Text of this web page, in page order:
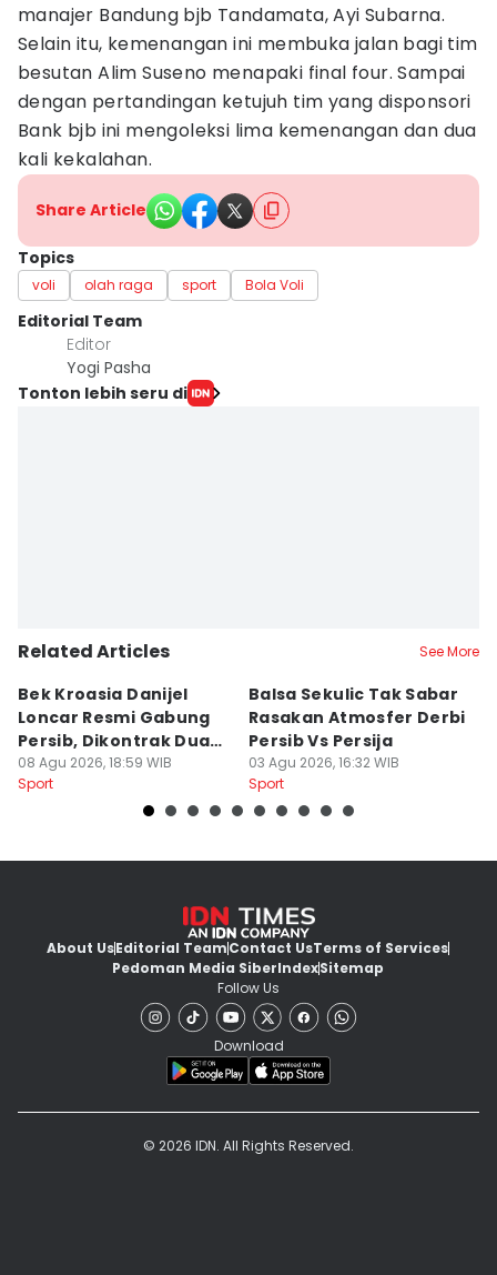
manajer Bandung bjb Tandamata, Ayi Subarna.
Selain itu, kemenangan ini membuka jalan bagi tim
besutan Alim Suseno menapaki final four. Sampai
dengan pertandingan ketujuh tim yang disponsori
Bank bjb ini mengoleksi lima kemenangan dan dua
kali kekalahan.
Share Article
Topics
voli olah raga sport Bola Voli
Editorial Team
Editor
Yogi Pasha
Tonton lebih seru di
Related Articles See More
Bek Kroasia Danijel
Loncar Resmi Gabung
Persib, Dikontrak Dua
Musim
08 Agu 2026, 18:59 WIB
Sport
Balsa Sekulic Tak Sabar
Rasakan Atmosfer Derbi
Persib Vs Persija
03 Agu 2026, 16:32 WIB
Sport
About UsEditorial TeamContact UsTerms of Services
Pedoman Media SiberIndexSitemap
Follow Us
Download
© 2026 IDN. All Rights Reserved.